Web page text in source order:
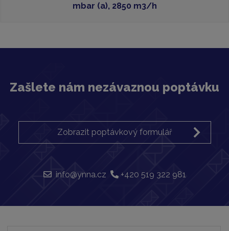
mbar (a), 2850 m3/h
Zašlete nám nezávaznou poptávku
Zobrazit poptávkový formulář
info@ynna.cz +420 519 322 981